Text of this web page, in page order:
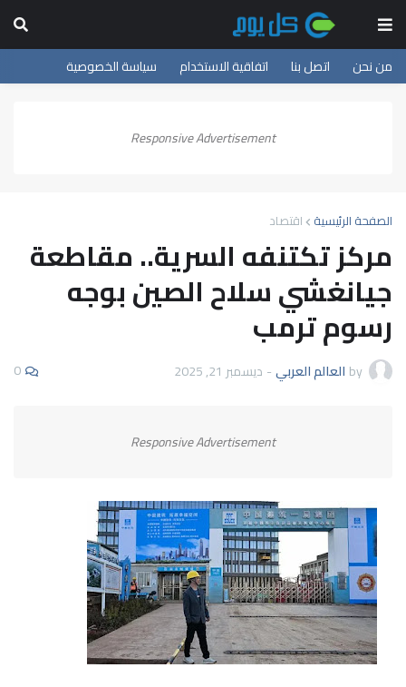
من نحن اتصل بنا اتفاقية الاستخدام سياسة الخصوصية
Responsive Advertisement
الصفحة الرئيسية اقتصاد
مركز تكتنفه السرية.. مقاطعة
جيانغشي سلاح الصين بوجه
رسوم ترمب
by العالم العربي- ديسمبر 21, 2025 0
Responsive Advertisement